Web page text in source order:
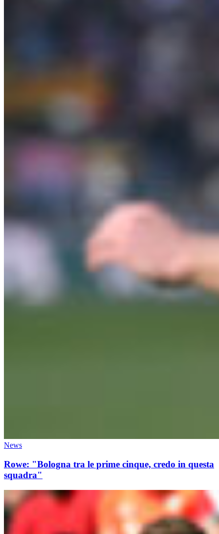
News
Rowe: "Bologna tra le prime cinque, credo in questa
squadra"